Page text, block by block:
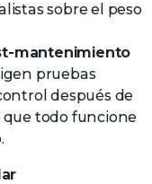
sobre el peso
mantenimiento
pruebas
después de
que todo funcione